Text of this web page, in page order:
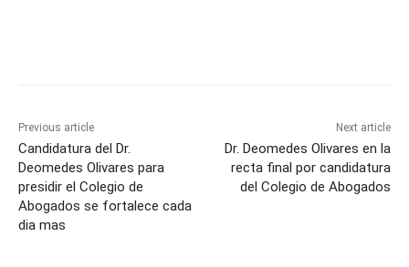
Previous article
Candidatura del Dr.
Deomedes Olivares para
presidir el Colegio de
Abogados se fortalece cada
dia mas
Next article
Dr. Deomedes Olivares en la
recta final por candidatura
del Colegio de Abogados